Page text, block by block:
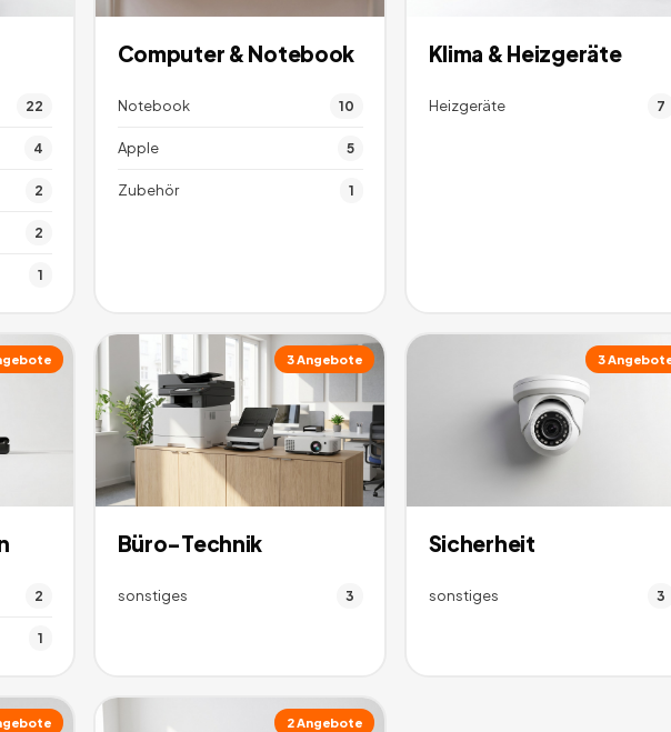
22
4
2
2
1
Computer & Notebook
Notebook 10
Apple 5
Zubehör 1
Klima & Heizgeräte
Heizgeräte 7
2
1
3Angebote
Büro-Technik
sonstiges 3
3
Sicherheit
sonstiges 3
2Angebote